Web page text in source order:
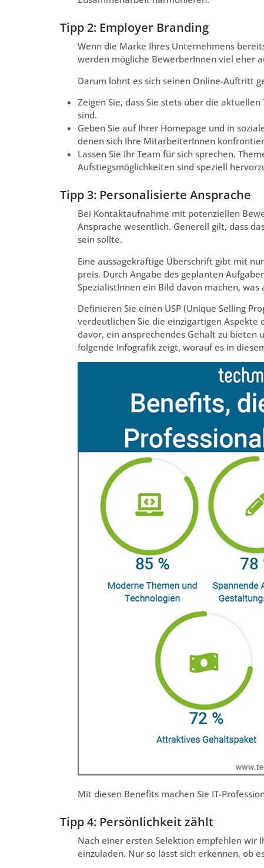
Tipp 2: Employer Branding
Wenn die Marke Ihres Unternehmens
werden mögliche BewerberInnen viel eher
Darum lohnt es sich seinen Online-Auftritt
Zeigen Sie, dass Sie stets über die
sind.
Geben Sie auf Ihrer Homepage und in
denen sich Ihre MitarbeiterInnen
Lassen Sie Ihr Team für sich sprechen.
Aufstiegsmöglichkeiten sind speziell
Tipp 3: Personalisierte Ansprache
Bei Kontaktaufnahme mit potenziellen
Ansprache wesentlich. Generell gilt, dass
sein sollte.
Eine aussagekräftige Überschrift gibt mit
preis. Durch Angabe des geplanten
SpezialistInnen ein Bild davon machen, was
Definieren Sie einen USP (Unique Selling
verdeutlichen Sie die einzigartigen Aspekte
davor, ein ansprechendes Gehalt zu bieten
folgende Infografik zeigt, worauf es in
Mit diesen Benefits machen Sie IT-
Tipp 4: Persönlichkeit zählt
Nach einer ersten Selektion empfehlen wir
einzuladen. Nur so lässt sich erkennen, ob